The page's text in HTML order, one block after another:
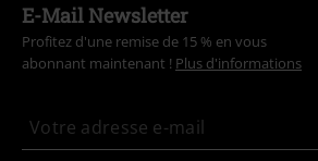
E-Mail Newsletter
Profitez d'une remise de 15 % en vous
abonnant maintenant ! Plus d'informations